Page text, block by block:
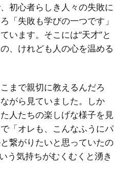
初心者らしき人々の失敗に
「失敗も学びの一つです」
います。そこには“天才”と
、けれども人の心を温める
まで親切に教えるんだろ
がら見ていました。しか
人たちの楽しげな様子を見
「オレも、こんなふうにパ
繋がりたいと思っていたの
う気持ちがむくむくと湧き